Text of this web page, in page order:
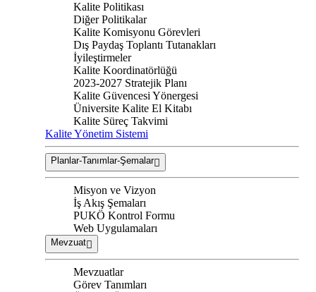
Kalite Politikası
Diğer Politikalar
Kalite Komisyonu Görevleri
Dış Paydaş Toplantı Tutanakları
İyileştirmeler
Kalite Koordinatörlüğü
2023-2027 Stratejik Planı
Kalite Güvencesi Yönergesi
Üniversite Kalite El Kitabı
Kalite Süreç Takvimi
Kalite Yönetim Sistemi
Planlar-Tanımlar-Şemalar
Misyon ve Vizyon
İş Akış Şemaları
PUKÖ Kontrol Formu
Web Uygulamaları
Mevzuat
Mevzuatlar
Görev Tanımları